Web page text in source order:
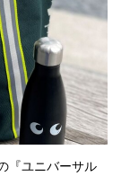
『ユニバーサル